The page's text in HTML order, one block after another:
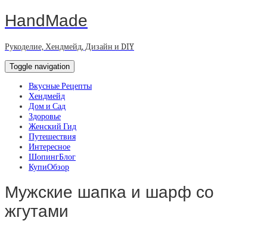
HandMade
Рукоделие, Хендмейд, Дизайн и DIY
Toggle navigation
Вкусные Рецепты
Хендмейд
Дом и Сад
Здоровье
Женский Гид
Путешествия
Интересное
ШопингБлог
КупиОбзор
Мужские шапка и шарф со
жгутами